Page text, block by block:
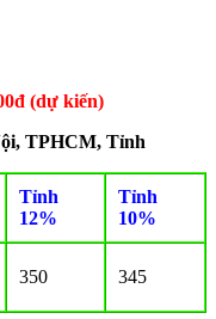
(dự kiến)
TPHCM, Tỉnh
Tỉnh
12%
Tỉnh
10%
350 345